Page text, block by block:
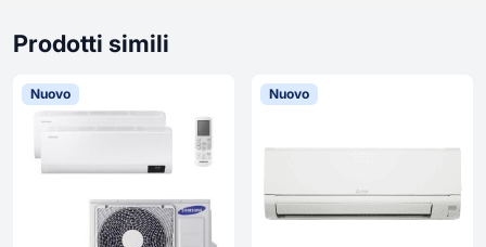
Prodotti simili
Nuovo Nuovo